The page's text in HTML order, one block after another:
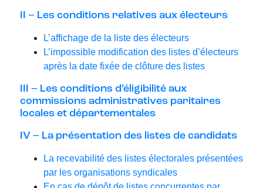
II – Les conditions relatives aux électeurs
L’affichage de la liste des électeurs
L’impossible modification des listes d’électeurs
après la date fixée de clôture des listes
III – Les conditions d’éligibilité aux
commissions administratives paritaires
locales et départementales
IV – La présentation des listes de candidats
La recevabilité des listes électorales présentées
par les organisations syndicales